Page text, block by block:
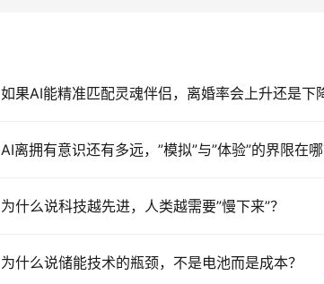
如果AI能精准匹配灵魂伴侣，离婚率会上升还是下
AI离拥有意识还有多远，”模拟”与”体验”的界限在
为什么说科技越先进，人类越需要”慢下来”？
为什么说储能技术的瓶颈，不是电池而是成本？